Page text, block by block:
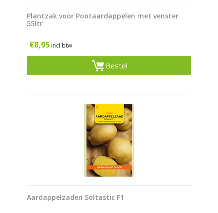
Plantzak voor Pootaardappelen met venster
55ltr
€8,95 incl btw
Bestel
Aardappelzaden Soltastic F1